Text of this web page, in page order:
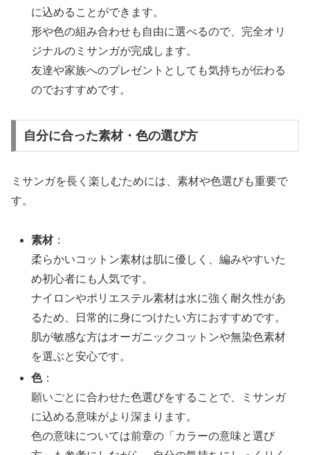
に込めることができます。
形や色の組み合わせも自由に選べるので、完全オリ
ジナルのミサンガが完成します。
友達や家族へのプレゼントとしても気持ちが伝わる
のでおすすめです。
自分に合った素材・色の選び方
ミサンガを長く楽しむためには、素材や色選びも重要で
す。
素材：
柔らかいコットン素材は肌に優しく、編みやすいた
め初心者にも人気です。
ナイロンやポリエステル素材は水に強く耐久性があ
るため、日常的に身につけたい方におすすめです。
肌が敏感な方はオーガニックコットンや無染色素材
を選ぶと安心です。
色：
願いごとに合わせた色選びをすることで、ミサンガ
に込める意味がより深まります。
色の意味については前章の「カラーの意味と選び